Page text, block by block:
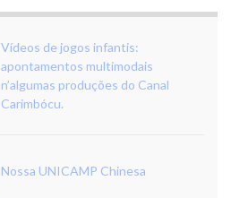
Vídeos de jogos infantis:
apontamentos multimodais
n’algumas produções do Canal
Carimbócu.
Nossa UNICAMP Chinesa